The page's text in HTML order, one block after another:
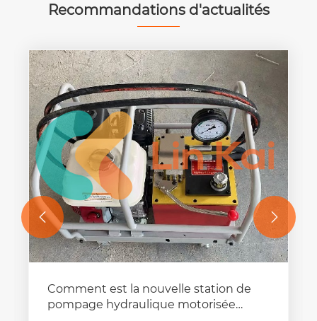
Recommandations d'actualités
Comment est la nouvelle station de
pompage hydraulique motorisée
 